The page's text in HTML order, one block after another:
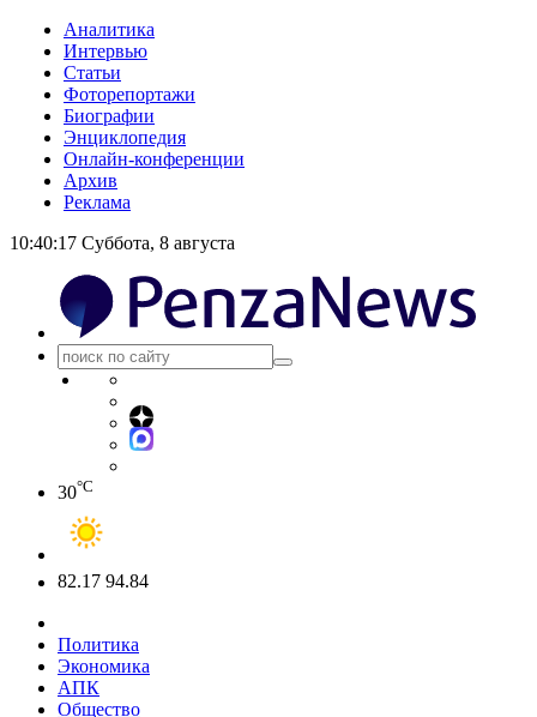
Аналитика
Интервью
Статьи
Фоторепортажи
Биографии
Энциклопедия
Онлайн-конференции
Архив
Реклама
10:40:18 Суббота, 8 августа
30°C
82.17 94.84
Политика
Экономика
АПК
Общество